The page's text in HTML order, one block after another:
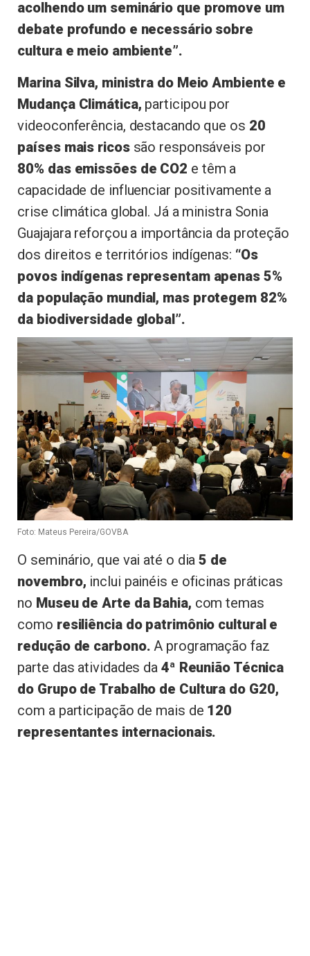
acolhendo um seminário que promove um
debate profundo e necessário sobre
cultura e meio ambiente”.
Marina Silva, ministra do Meio Ambiente e
Mudança Climática, participou por
videoconferência, destacando que os 20
países mais ricossão responsáveis por
80% das emissões de CO2 e têm a
capacidade de influenciar positivamente a
crise climática global. Já a ministra Sonia
Guajajara reforçou a importância da proteção
dos direitos e territórios indígenas: “Os
povos indígenas representam apenas 5%
da população mundial, mas protegem 82%
da biodiversidade global”.
Foto: Mateus Pereira/GOVBA
O seminário, que vai até o dia5 de
novembro, inclui painéis e oficinas práticas
no Museu de Arte da Bahia, com temas
como resiliência do patrimônio cultural e
redução de carbono. A programação faz
parte das atividades da 4ª Reunião Técnica
do Grupo de Trabalho de Cultura do G20,
com a participação de mais de 120
representantes internacionais.